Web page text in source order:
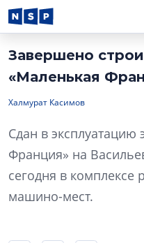
Завершено
«Маленькая
Халмурат Касимов
Сдан в
Франция» на
сегодня в комплексе
машино-мест.